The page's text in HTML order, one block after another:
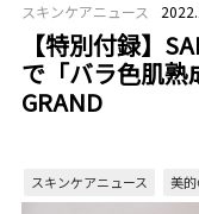
スキンケアニュース
【特別付録】
で「バラ色肌熟
GRAND
スキンケアニュース 美的